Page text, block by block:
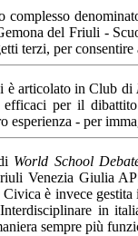
del Friuli -
terzi, per
è articolato in Club di
per il dibattito
esperienza - per
World School
Venezia Giulia
è invece
in
sempre più